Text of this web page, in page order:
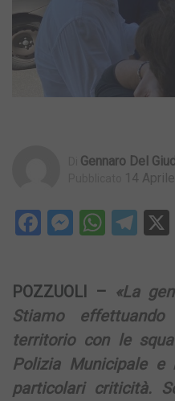
Gennaro Del
14
Facebook
POZZUOLI – «La
Stiamo
territorio con le
Polizia Municipale e
particolari criticità.